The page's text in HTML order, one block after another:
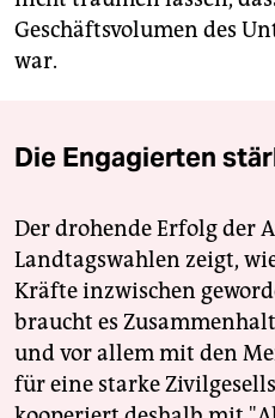
Geschäftsvolumen des
war.
Die Engagierten
Der drohende Erfolg der
Landtagswahlen zeigt,
Kräfte inzwischen
braucht es
und vor allem mit den
für eine starke